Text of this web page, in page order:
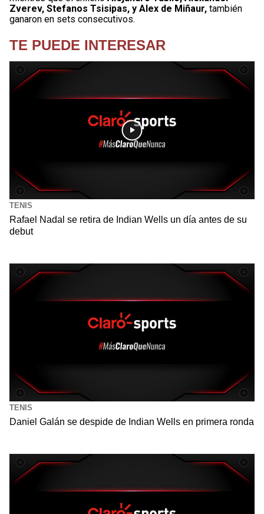
Zverev, Stefanos Tsisipas, y Alex de Miñaur, también
ganaron en sets consecutivos.
TE PUEDE INTERESAR
TENIS
Rafael Nadal se retira de Indian Wells un día antes de su
debut
TENIS
Daniel Galán se despide de Indian Wells en primera ronda